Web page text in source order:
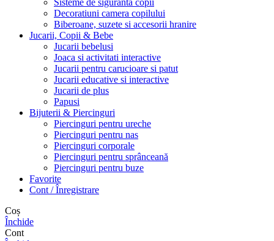
Sisteme de siguranta copii
Decoratiuni camera copilului
Biberoane, suzete si accesorii hranire
Jucarii, Copii & Bebe
Jucarii bebelusi
Joaca si activitati interactive
Jucarii pentru carucioare si patut
Jucarii educative si interactive
Jucarii de plus
Papusi
Bijuterii & Piercinguri
Piercinguri pentru ureche
Piercinguri pentru nas
Piercinguri corporale
Piercinguri pentru sprânceană
Piercinguri pentru buze
Favorite
Cont / Înregistrare
Coș
Închide
Cont